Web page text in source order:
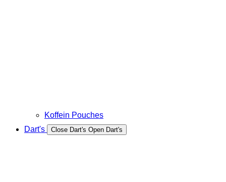
Koffein Pouches
Dart's
Close Dart's Open Dart's